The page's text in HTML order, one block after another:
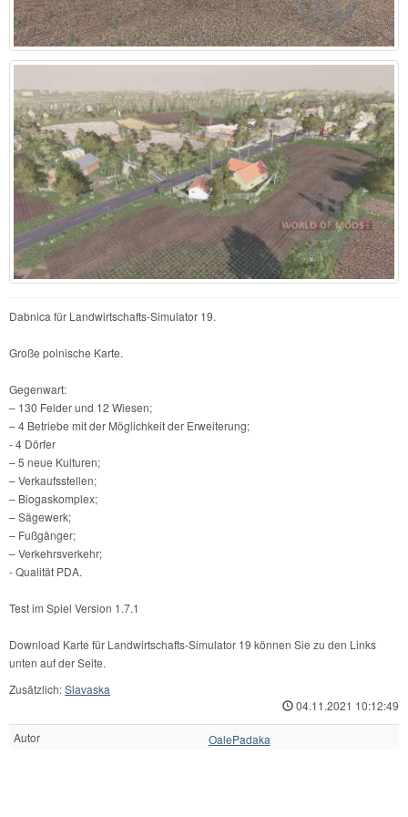
Dabnica für Landwirtschafts-Simulator 19.
Große polnische Karte.
Gegenwart:
– 130 Felder und 12 Wiesen;
– 4 Betriebe mit der Möglichkeit der Erweiterung;
- 4 Dörfer
– 5 neue Kulturen;
– Verkaufsstellen;
– Biogaskomplex;
– Sägewerk;
– Fußgänger;
– Verkehrsverkehr;
- Qualität PDA.
Test im Spiel Version 1.7.1
Download Karte für Landwirtschafts-Simulator 19 können Sie zu den Links
unten auf der Seite.
Zusätzlich:Slavaska
04.11.2021 10:12:49
Autor OalePadaka